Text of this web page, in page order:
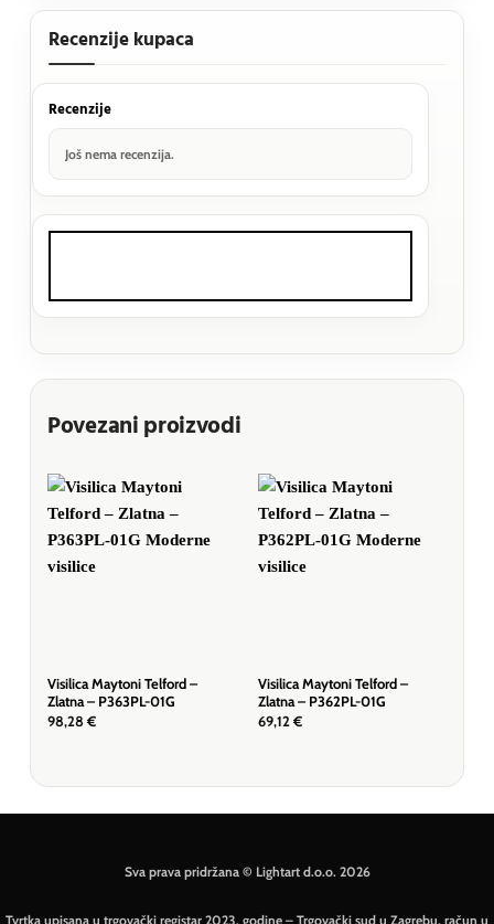
Recenzije kupaca
Recenzije
Još nema recenzija.
Povezani proizvodi
Visilica Maytoni Telford –
Zlatna – P363PL-01G
98,28 €
Visilica Maytoni Telford –
Zlatna – P362PL-01G
69,12 €
Sva prava pridržana © Lightart d.o.o. 2026
Tvrtka upisana u trgovački registar 2023. godine – Trgovački sud u Zagrebu, račun u